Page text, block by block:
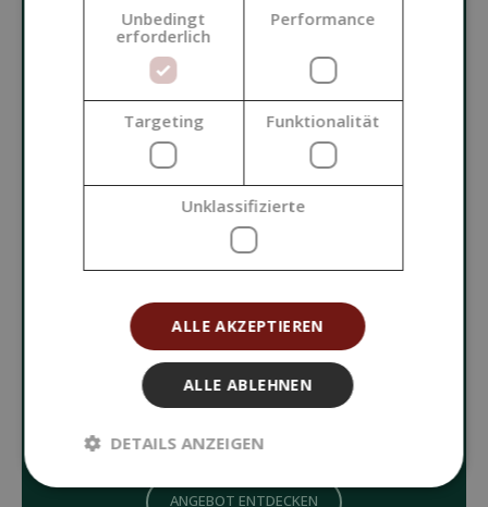
KOSMETIK
GRUNDROHSTOFFE
FARBSTOFFE UND DUFTSTOFFE
WERKZEUGE UND HILFSMITTEL
KERZENHERSTELLUNG
ANGEBOT ENTDECKEN
Unbedingt
erforderlich
Performance
Targeting Funktionalität
Unklassifizierte
ALLE AKZEPTIEREN
ALLE ABLEHNEN
DETAILS ANZEIGEN